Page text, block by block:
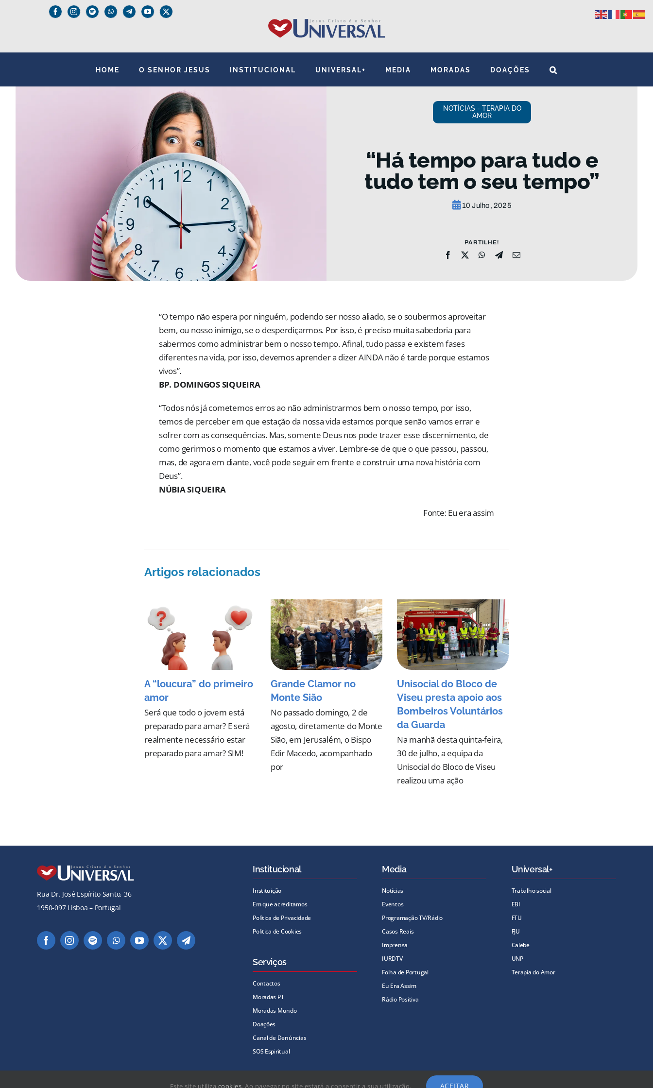
HOME O SENHOR JESUS INSTITUCIONAL UNIVERSAL+ MEDIA MORADAS DOAÇÕES
NOTÍCIAS - TERAPIA DO
AMOR
“Há tempo para tudo e
tudo tem o seu tempo”
10 Julho, 2025
PARTILHE!
“O tempo não espera por ninguém, podendo ser nosso aliado, se o soubermos aproveitar
bem, ou nosso inimigo, se o desperdiçarmos. Por isso, é preciso muita sabedoria para
sabermos como administrar bem o nosso tempo. Afinal, tudo passa e existem fases
diferentes na vida, por isso, devemos aprender a dizer AINDA não é tarde porque estamos
vivos”.
BP. DOMINGOS SIQUEIRA
“Todos nós já cometemos erros ao não administrarmos bem o nosso tempo, por isso,
temos de perceber em que estação da nossa vida estamos porque senão vamos errar e
sofrer com as consequências. Mas, somente Deus nos pode trazer esse discernimento, de
como gerirmos o momento que estamos a viver. Lembre-se de que o que passou, passou,
mas, de agora em diante, você pode seguir em frente e construir uma nova história com
Deus”.
NÚBIA SIQUEIRA
Fonte: Eu era assim
Artigos relacionados
A “loucura” do primeiro
amor
Será que todo o jovem está
preparado para amar? E será
realmente necessário estar
preparado para amar? SIM!
Grande Clamor no
Monte Sião
No passado domingo, 2 de
agosto, diretamente do Monte
Sião, em Jerusalém, o Bispo
Edir Macedo, acompanhado
por
Unisocial do Bloco de
Viseu presta apoio aos
Bombeiros Voluntários
da Guarda
Na manhã desta quinta-feira,
30 de julho, a equipa da
Unisocial do Bloco de Viseu
realizou uma ação
Rua Dr. José Espírito Santo, 36
1950-097 Lisboa – Portugal
Institucional
Instituição
Em que acreditamos
Política de Privacidade
Politica de Cookies
Serviços
Contactos
Moradas PT
Moradas Mundo
Doações
Canal de Denúncias
SOS Espiritual
Media
Notícias
Eventos
Programação TV/Rádio
Casos Reais
Imprensa
IURDTV
Folha de Portugal
Eu Era Assim
Rádio Positiva
Universal+
Trabalho social
EBI
FTU
FJU
Calebe
UNP
Terapia do Amor
Este site utiliza cookies. Ao navegar no site estará a consentir a sua utilização. ACEITAR